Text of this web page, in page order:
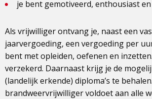
je bent gemotiveerd, enthousiast
Als vrijwilliger ontvang je, naast een
jaarvergoeding, een vergoeding per
bent met opleiden, oefenen en
verzekerd. Daarnaast krijg je de
(landelijk erkende) diploma’s te
brandweervrijwilliger voldoet aan alle